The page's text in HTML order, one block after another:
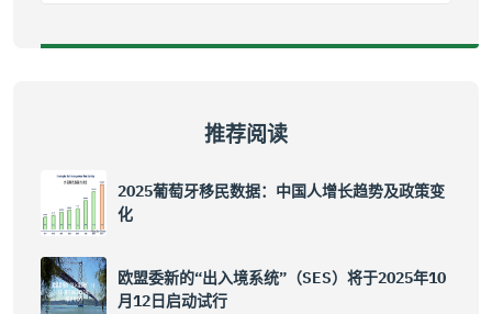
推荐阅读
2025葡萄牙移民数据：中国人增长趋势及政策变
化
欧盟委新的“出入境系统”（SES）将于2025年10
月12日启动试行